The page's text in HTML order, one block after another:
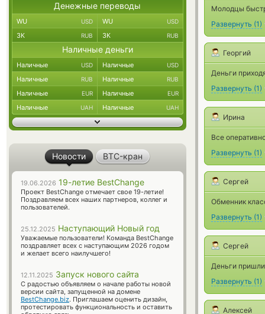
Молодцы
Развернуть (1)
Георгий
Деньги
Развернуть (1)
Ирина
Все
Развернуть (1)
Сергей
Обменник
Развернуть (1)
Сергей
Деньги
Развернуть (1)
Алексей
Денежные переводы
WU USD WU USD
ЗК RUB ЗК RUB
Наличные деньги
Наличные USD Наличные USD
Наличные RUB Наличные RUB
Наличные EUR Наличные EUR
Наличные UAH Наличные UAH
Новости BTC-кран
19.06.2026 19-летие BestChange
Проект BestChange отмечает свое 19-летие!
Поздравляем всех наших партнеров, коллег и
пользователей.
25.12.2025 Наступающий Новый год
Уважаемые пользователи! Команда BestChange
поздравляет всех с наступающим 2026 годом
и желает всего наилучшего!
12.11.2025 Запуск нового сайта
С радостью объявляем о начале работы новой
версии сайта, запущенной на домене
BestChange.biz. Приглашаем оценить дизайн,
протестировать функциональность и оставить